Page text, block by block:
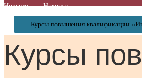
Новости Новости
Курсы повышения квалификации
Курсы